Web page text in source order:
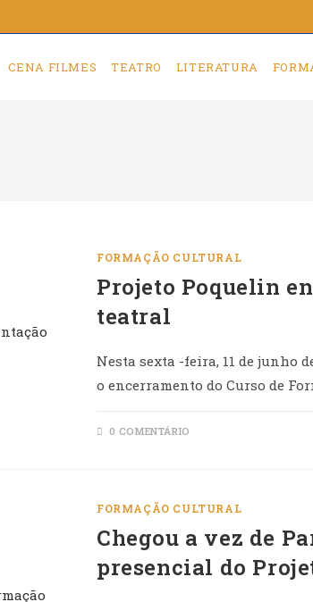
CENA FILMES TEATRO LITERATURA
FORMAÇÃO CULTURAL
Projeto Poquelin
teatral
Nesta sexta -feira, 11 de junho
o encerramento do Curso de
0 COMENTÁRIO
FORMAÇÃO CULTURAL
Chegou a vez de
presencial do